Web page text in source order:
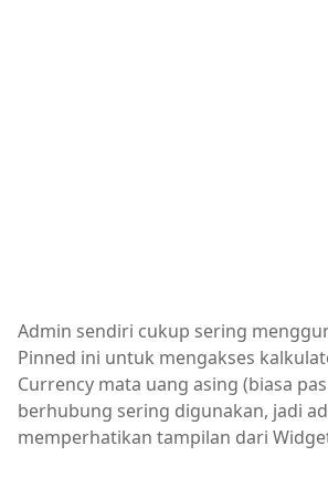
Admin sendiri cukup sering
Pinned ini untuk mengakses
Currency mata uang asing (biasa
berhubung sering digunakan, jadi
memperhatikan tampilan dari